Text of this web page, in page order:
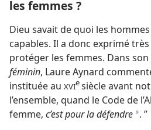
les femmes ?
Dieu savait de quoi les
capables. Il a donc exprimé
protéger les femmes. Dans
féminin, Laure Aynard
instituée au XVIesiècle avant
l’ensemble, quand le Code de
femme, c’est pour la défendre *. ”